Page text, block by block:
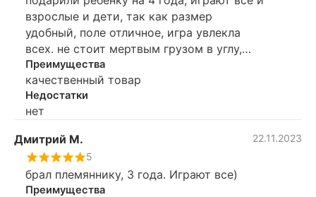
взрослые и дети, так как размер
удобный, поле отличное, игра увлекла
всех. не стоит мертвым грузом в углу,
стоит на журнальном столике очень
удобно, еще бы табло
электронное.....Рекомендую.
Преимущества
качественный товар
Недостатки
нет
Дмитрий М.
22.11.2023
5
брал племяннику, 3 года. Играют все)
Преимущества